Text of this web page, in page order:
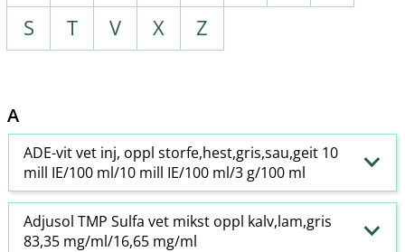
S
T V X Z
A
ADE-vit vet inj, oppl storfe,hest,gris,sau,geit 10
mill IE/100 ml/10 mill IE/100 ml/3 g/100 ml
Adjusol TMP Sulfa vet mikst oppl kalv,lam,gris
83,35 mg/ml/16,65 mg/ml